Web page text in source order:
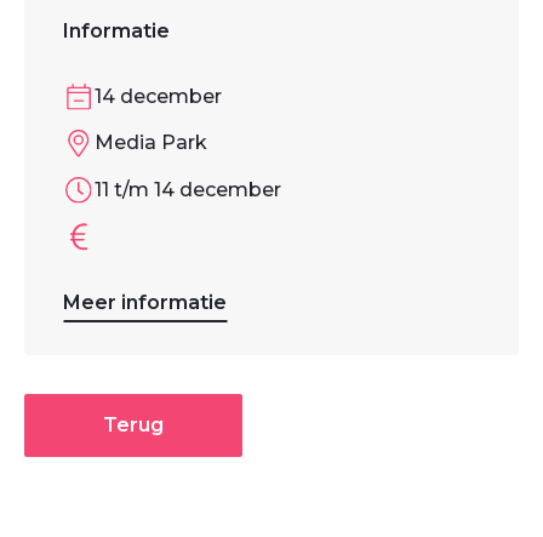
Informatie
14 december
Media Park
11 t/m 14 december
Meer informatie
Terug